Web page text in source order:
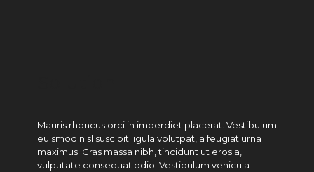
Mauris rhoncus orci in imperdiet placerat. Vestibulum
euismod nisl suscipit ligula volutpat, a feugiat urna
maximus. Cras massa nibh, tincidunt ut eros a,
vulputate consequat odio. Vestibulum vehicula